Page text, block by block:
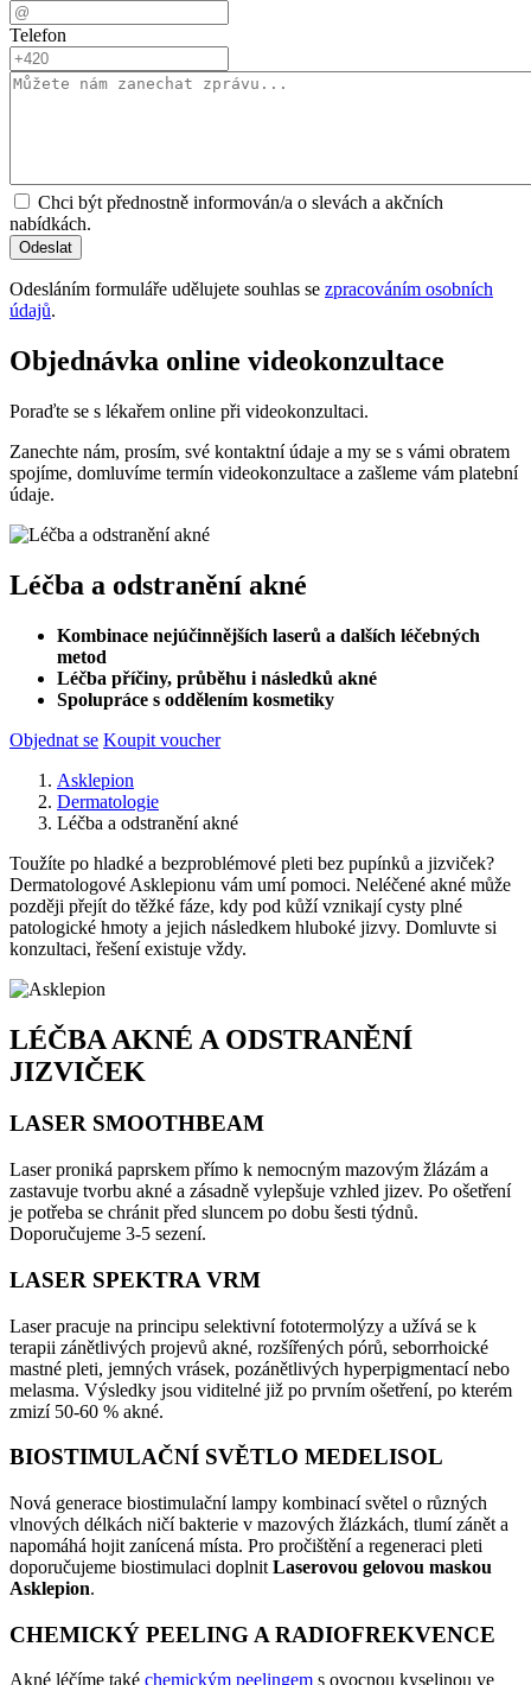
Telefon
Chci být přednostně informován/a o slevách a akčních
nabídkách.
Odesláním formuláře udělujete souhlas se zpracováním osobních
údajů.
Objednávka online videokonzultace
Poraďte se s lékařem online při videokonzultaci.
Zanechte nám, prosím, své kontaktní údaje a my se s vámi obratem
spojíme, domluvíme termín videokonzultace a zašleme vám platební
údaje.
Léčba a odstranění akné
Kombinace nejúčinnějších laserů a dalších léčebných
metod
Léčba příčiny, průběhu i následků akné
Spolupráce s oddělením kosmetiky
Objednat se Koupit voucher
Asklepion
Dermatologie
Léčba a odstranění akné
Toužíte po hladké a bezproblémové pleti bez pupínků a jizviček?
Dermatologové Asklepionu vám umí pomoci. Neléčené akné může
později přejít do těžké fáze, kdy pod kůží vznikají cysty plné
patologické hmoty a jejich následkem hluboké jizvy. Domluvte si
konzultaci, řešení existuje vždy.
LÉČBA AKNÉ A ODSTRANĚNÍ
JIZVIČEK
LASER SMOOTHBEAM
Laser proniká paprskem přímo k nemocným mazovým žlázám a
zastavuje tvorbu akné a zásadně vylepšuje vzhled jizev. Po ošetření
je potřeba se chránit před sluncem po dobu šesti týdnů.
Doporučujeme 3-5 sezení.
LASER SPEKTRA VRM
Laser pracuje na principu selektivní fototermolýzy a užívá se k
terapii zánětlivých projevů akné, rozšířených pórů, seborrhoické
mastné pleti, jemných vrásek, pozánětlivých hyperpigmentací nebo
melasma. Výsledky jsou viditelné již po prvním ošetření, po kterém
zmizí 50-60 % akné.
BIOSTIMULAČNÍ SVĚTLO MEDELISOL
Nová generace biostimulační lampy kombinací světel o různých
vlnových délkách ničí bakterie v mazových žlázkách, tlumí zánět a
napomáhá hojit zanícená místa. Pro pročištění a regeneraci pleti
doporučujeme biostimulaci doplnit Laserovou gelovou maskou
Asklepion.
CHEMICKÝ PEELING A RADIOFREKVENCE
Akné léčíme také chemickým peelingem s ovocnou kyselinou ve